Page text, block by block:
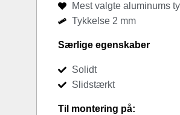
Mest valgte aluminums
Tykkelse 2 mm
Særlige egenskaber
Solidt
Slidstærkt
Til montering på: